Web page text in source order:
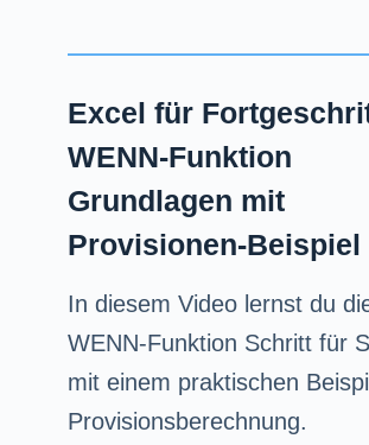
Excel für
WENN-Funktion
Grundlagen mit
Provisionen-Beispiel
In diesem Video lernst du
WENN-Funktion Schritt für
mit einem praktischen
Provisionsberechnung.